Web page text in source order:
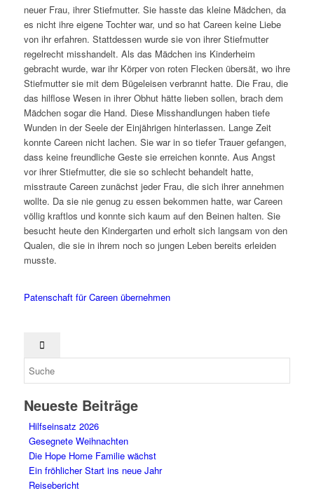
neuer Frau, ihrer Stiefmutter. Sie hasste das kleine Mädchen, da
es nicht ihre eigene Tochter war, und so hat Careen keine Liebe
von ihr erfahren. Stattdessen wurde sie von ihrer Stiefmutter
regelrecht misshandelt. Als das Mädchen ins Kinderheim
gebracht wurde, war ihr Körper von roten Flecken übersät, wo ihre
Stiefmutter sie mit dem Bügeleisen verbrannt hatte. Die Frau, die
das hilflose Wesen in ihrer Obhut hätte lieben sollen, brach dem
Mädchen sogar die Hand. Diese Misshandlungen haben tiefe
Wunden in der Seele der Einjährigen hinterlassen. Lange Zeit
konnte Careen nicht lachen. Sie war in so tiefer Trauer gefangen,
dass keine freundliche Geste sie erreichen konnte. Aus Angst
vor ihrer Stiefmutter, die sie so schlecht behandelt hatte,
misstraute Careen zunächst jeder Frau, die sich ihrer annehmen
wollte. Da sie nie genug zu essen bekommen hatte, war Careen
völlig kraftlos und konnte sich kaum auf den Beinen halten. Sie
besucht heute den Kindergarten und erholt sich langsam von den
Qualen, die sie in ihrem noch so jungen Leben bereits erleiden
musste.
Patenschaft für Careen übernehmen
Neueste Beiträge
Hilfseinsatz 2026
Gesegnete Weihnachten
Die Hope Home Familie wächst
Ein fröhlicher Start ins neue Jahr
Reisebericht